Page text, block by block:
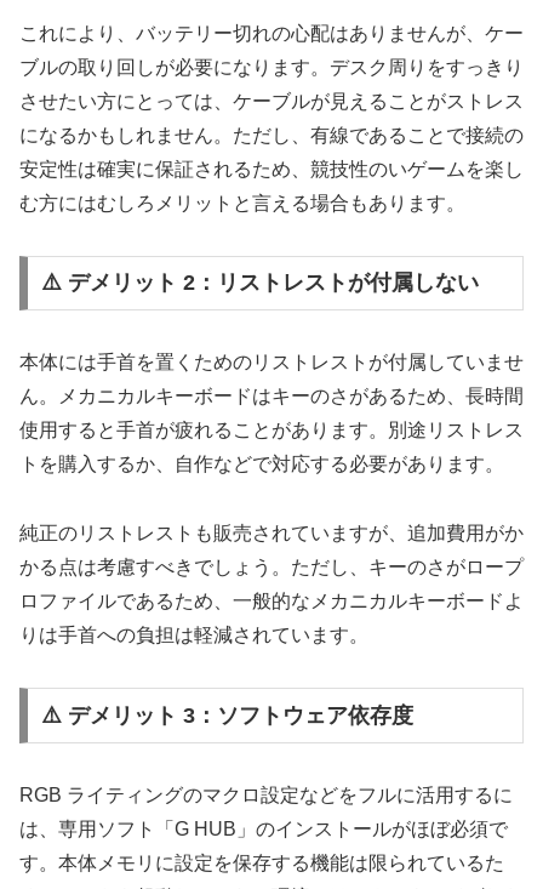
これにより、バッテリー切れの心配はありませんが、ケー
ブルの取り回しが必要になります。デスク周りをすっきり
させたい方にとっては、ケーブルが見えることがストレス
になるかもしれません。ただし、有線であることで接続の
安定性は確実に保証されるため、競技性のいゲームを楽し
む方にはむしろメリットと言える場合もあります。
⚠️ デメリット 2：リストレストが付属しない
本体には手首を置くためのリストレストが付属していませ
ん。メカニカルキーボードはキーのさがあるため、長時間
使用すると手首が疲れることがあります。別途リストレス
トを購入するか、自作などで対応する必要があります。
純正のリストレストも販売されていますが、追加費用がか
かる点は考慮すべきでしょう。ただし、キーのさがロープ
ロファイルであるため、一般的なメカニカルキーボードよ
りは手首への負担は軽減されています。
⚠️ デメリット 3：ソフトウェア依存度
RGB ライティングのマクロ設定などをフルに活用するに
は、専用ソフト「G HUB」のインストールがほぼ必須で
す。本体メモリに設定を保存する機能は限られているた